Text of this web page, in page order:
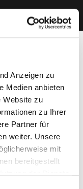
Anzeigen zu
Medien anbieten
Website zu
zu Ihrer
Partner für
weiter. Unsere
mit
bereitgestellt